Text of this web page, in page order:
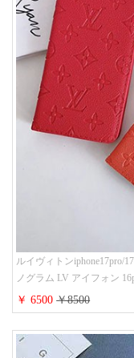
ルイヴィトンiphone17pro/
ノグラム LV アイフォン
ンド iPhone 15/14/13 proケ
￥ 6500￥8500